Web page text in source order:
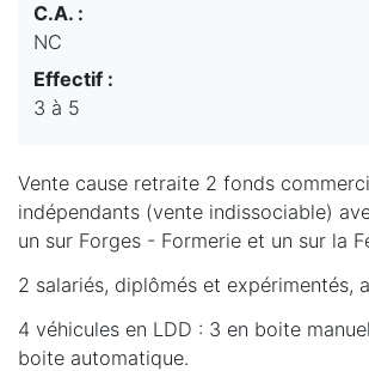
C.A. :
NC
Effectif :
3 à 5
Vente cause retraite 2 fonds
indépendants (vente indissociable)
un sur Forges - Formerie et un sur la
2 salariés, diplômés et expérimentés,
4 véhicules en LDD : 3 en boite
boite automatique.